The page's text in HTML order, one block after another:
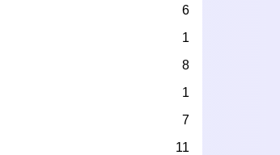
6
1
8
1
7
11